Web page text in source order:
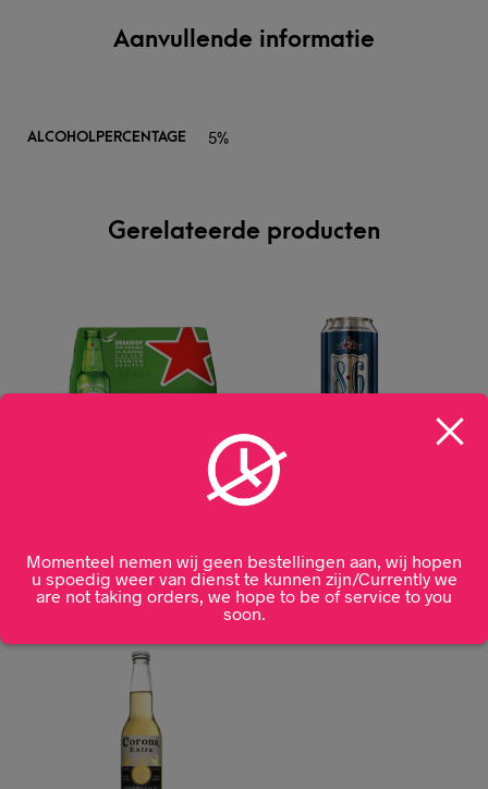
Aanvullende informatie
ALCOHOLPERCENTAGE 5%
Gerelateerde producten
draaidop 12 x 25CL
€17,99
€2,99
Momenteel nemen wij geen bestellingen aan, wij hopen
u spoedig weer van dienst te kunnen zijn/Currently we
are not taking orders, we hope to be of service to you
soon.